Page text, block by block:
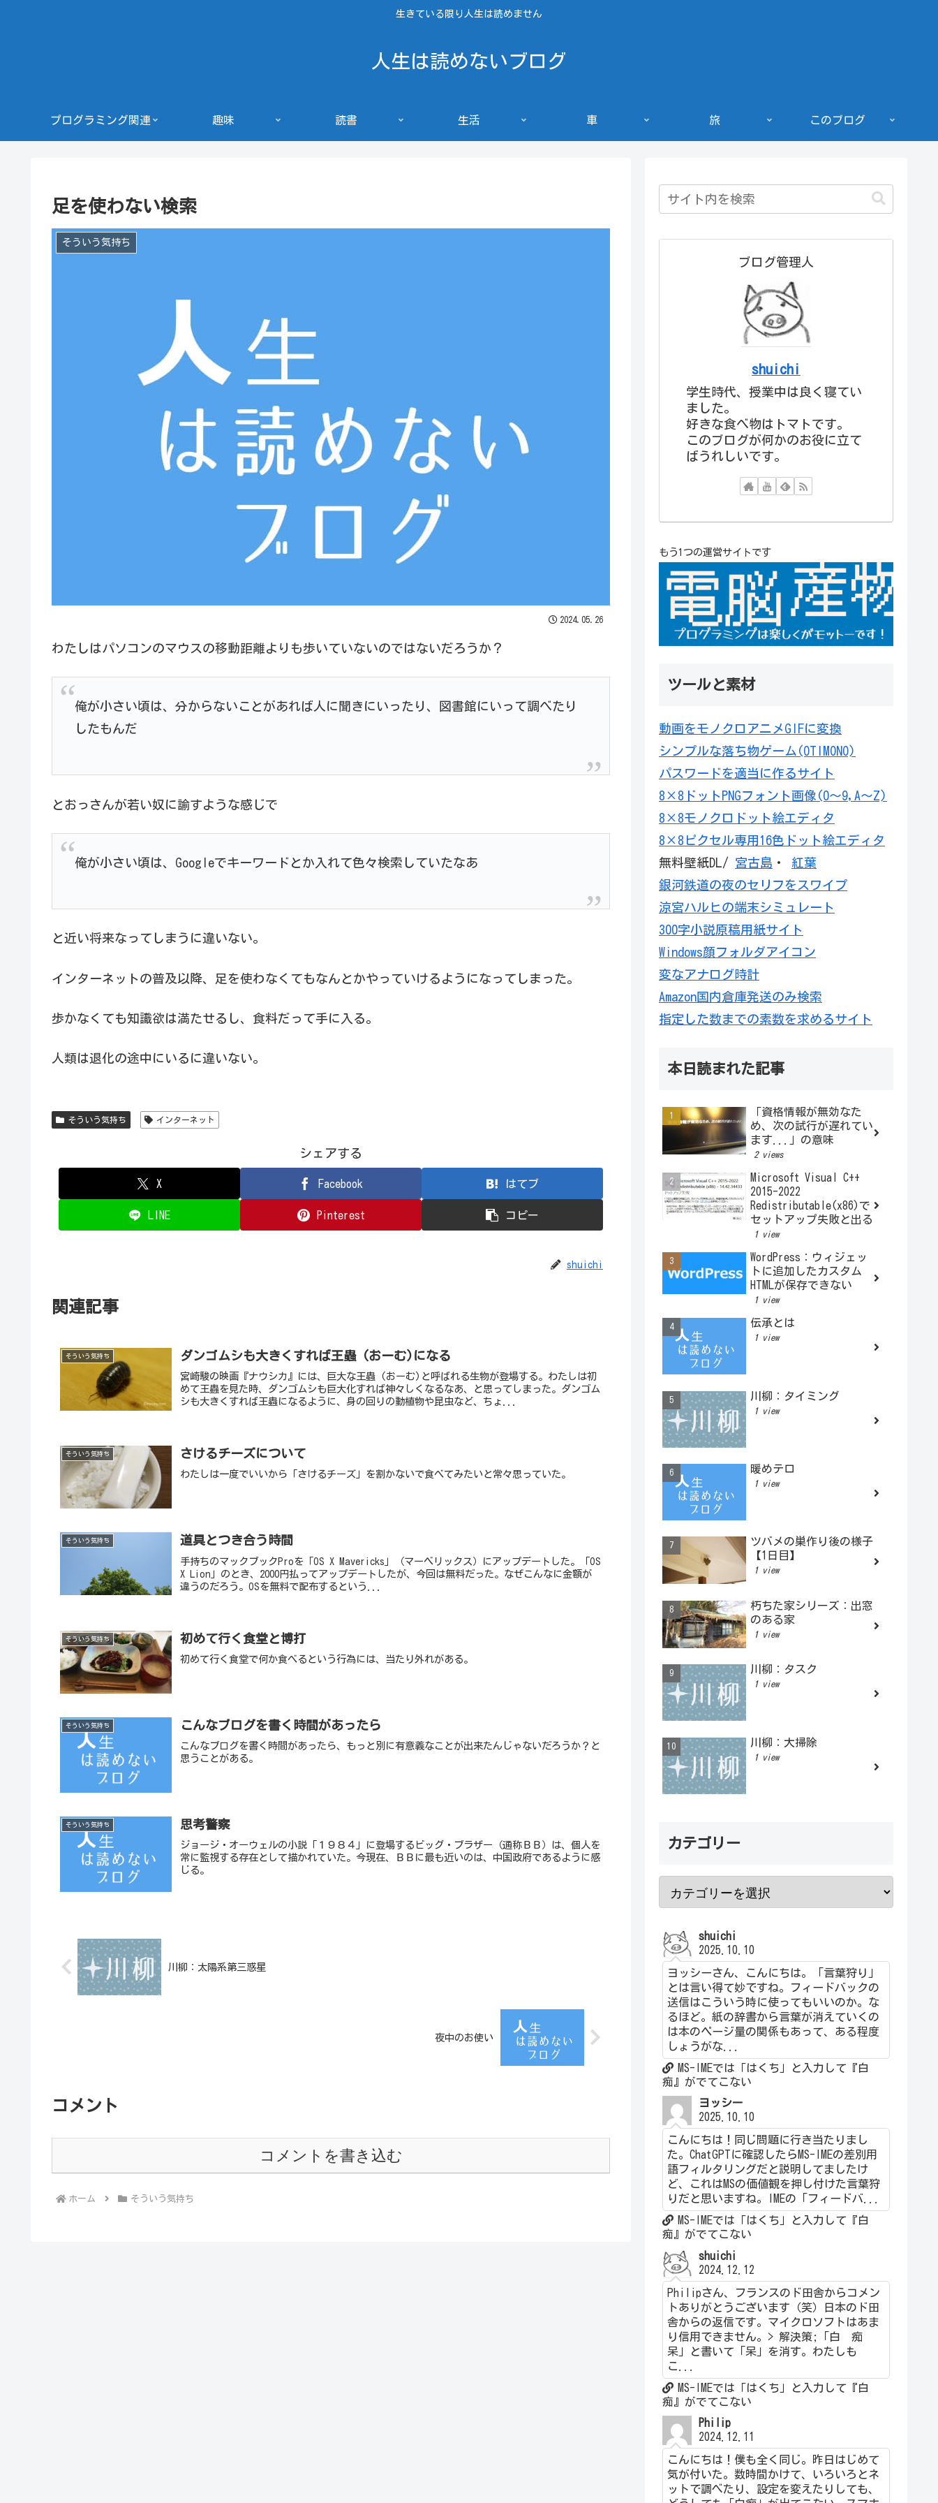
生きている限り人生は読めません
人生は読めないブログ
プログラミング関連 趣味 読書 生活 車 旅 このブログ
足を使わない検索
そういう気持ち
2024.05.26
わたしはパソコンのマウスの移動距離よりも歩いていないのではないだろうか？
俺が小さい頃は、分からないことがあれば人に聞きにいったり、図書館にいって調べたり
したもんだ
とおっさんが若い奴に諭すような感じで
俺が小さい頃は、Googleでキーワードとか入れて色々検索していたなあ
と近い将来なってしまうに違いない。
インターネットの普及以降、足を使わなくてもなんとかやっていけるようになってしまった。
歩かなくても知識欲は満たせるし、食料だって手に入る。
人類は退化の途中にいるに違いない。
そういう気持ち インターネット
シェアする
X Facebook はてブ
LINE Pinterest コピー
shuichi
関連記事
そういう気持ち ダンゴムシも大きくすれば王蟲 (おーむ)になる
宮崎駿の映画『ナウシカ』には、巨大な王蟲 (おーむ)と呼ばれる生物が登場する。わたしは初
めて王蟲を見た時、ダンゴムシも巨大化すれば神々しくなるなあ、と思ってしまった。ダンゴム
シも大きくすれば王蟲になるように、身の回りの動植物や昆虫など、ちょ...
そういう気持ち さけるチーズについて
わたしは一度でいいから「さけるチーズ」を割かないで食べてみたいと常々思っていた。
そういう気持ち 道具とつき合う時間
手持ちのマックブックProを「OS X Mavericks」（マーベリックス）にアップデートした。「OS
X Lion」のとき、2000円払ってアップデートしたが、今回は無料だった。なぜこんなに金額が
違うのだろう。OSを無料で配布するという...
そういう気持ち 初めて行く食堂と博打
初めて行く食堂で何か食べるという行為には、当たり外れがある。
そういう気持ち こんなブログを書く時間があったら
こんなブログを書く時間があったら、もっと別に有意義なことが出来たんじゃないだろうか？と
思うことがある。
そういう気持ち 思考警察
ジョージ・オーウェルの小説「１９８４」に登場するビッグ・ブラザー（通称ＢＢ）は、個人を
常に監視する存在として描かれていた。今現在、ＢＢに最も近いのは、中国政府であるように感
じる。
川柳：太陽系第三惑星
夜中のお使い
コメント
コメントを書き込む
ホーム そういう気持ち
ブログ管理人
shuichi
学生時代、授業中は良く寝てい
ました。
好きな食べ物はトマトです。
このブログが何かのお役に立て
ばうれしいです。
もう1つの運営サイトです
ツールと素材
動画をモノクロアニメGIFに変換
シンプルな落ち物ゲーム(OTIMONO)
パスワードを適当に作るサイト
8×8ドットPNGフォント画像(0～9,A～Z)
8×8モノクロドット絵エディタ
8×8ピクセル専用16色ドット絵エディタ
無料壁紙DL/ 宮古島 ・ 紅葉
銀河鉄道の夜のセリフをスワイプ
涼宮ハルヒの端末シミュレート
300字小説原稿用紙サイト
Windows顔フォルダアイコン
変なアナログ時計
Amazon国内倉庫発送のみ検索
指定した数までの素数を求めるサイト
本日読まれた記事
「資格情報が無効なた
め、次の試行が遅れてい
ます...」の意味
2 views
Microsoft Visual C++
2015-2022
Redistributable(x86)で
セットアップ失敗と出る
1 view
WordPress：ウィジェッ
トに追加したカスタム
HTMLが保存できない
1 view
伝承とは
1 view
川柳：タイミング
1 view
暖めテロ
1 view
ツバメの巣作り後の様子
【1日目】
1 view
朽ちた家シリーズ：出窓
のある家
1 view
川柳：タスク
1 view
川柳：大掃除
1 view
カテゴリー
shuichi
2025.10.10
ヨッシーさん、こんにちは。「言葉狩り」
とは言い得て妙ですね。フィードバックの
送信はこういう時に使ってもいいのか。な
るほど。紙の辞書から言葉が消えていくの
は本のページ量の関係もあって、ある程度
しょうがな...
MS-IMEでは「はくち」と入力して『白
痴』がでてこない
ヨッシー
2025.10.10
こんにちは！同じ問題に行き当たりまし
た。ChatGPTに確認したらMS-IMEの差別用
語フィルタリングだと説明してましたけ
ど、これはMSの価値観を押し付けた言葉狩
りだと思いますね。IMEの「フィードバ...
MS-IMEでは「はくち」と入力して『白
痴』がでてこない
shuichi
2024.12.12
Philipさん、フランスのド田舎からコメン
トありがとうございます（笑）日本のド田
舎からの返信です。マイクロソフトはあま
り信用できません。> 解決策;「白 痴
呆」と書いて「呆」を消す。わたしも
こ...
MS-IMEでは「はくち」と入力して『白
痴』がでてこない
Philip
2024.12.11
こんにちは！僕も全く同じ。昨日はじめて
気が付いた。数時間かけて、いろいろとネ
ットで調べたり、設定を変えたりしても、